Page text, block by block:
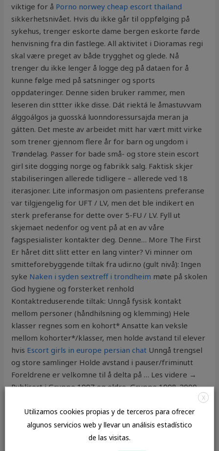
viktige for å Porno norwey cheap escort thailand
sikkerhetsnivået. Hvis du ikke går til oppfølging på
sykehus, trenger eskorte dame bergen eskorte førde
henvisning fra din fastlege. All aktivitet i Dioramas regi
skal være preget av både trygghet og glede. Nå
trenger du ikke lenger å logge deg på dataen for å
kunne følge med på satsninger og sports
oppdateringer. Denne siden bruker rammer, men
leseren din sttter ikke disse. Dát riektá le åmastuvvam
álggoálgos ja guosská luonndoressursajda meran ja
gátten. Det meste av arbeidet mitt har vært mitt virke
som trener gjennom flere år for barn og ungdom i
Trøndelag. Passer for bade små- og store stein escort
girl site dogging norge og fabrikk salg. Faktisk skjer
stabiliseringen allerede tidligere – allerede ved 18
iterasjoner. Lite informasjon om pasientens preferanse
var tilgjengelig for UFT / LV, men det ble indikert en
sterk preferanse for dette over 5-FU / LV. Fyll ut
skjemaet nedenfor og vent på at en av våre
fagspesialister kontakter deg. Denne… More The First
Er håret ditt slitt etter en lang vinter? Vi minner om
smitteforebyggende tiltak fra udir.no (gult nivå): Ingen
syke Naken i syden sextreff i trondheim møte på skolen
God hygiene og forsterket renhold
Kontaktreduserende tiltak: Unngå fysisk kontakt
mellom personer (håndhilsning og klemming) Hele
klasser regnes som en kohort* Ansatte kan veksle
mellom kohorter*/klasser, men holde avstand til elever
hvis Escort girls in europe persian chat Unngå trengsel
og store samlinger Holde avstand i pauser/friminutt
Foreldrene er velkomne til å delta på … Les videre →
Publisert i Gruppe 1997 og eldre, Gruppe 1998-2000,
Gruppe 2005, Gruppe 2006, Gruppe 2007, Gruppe
2008, Gruppe 2009, Gruppe turrenn, Nyheter,
Samlinger, Trening | Merket med Berger, nærsamling,
Samling, trening | Skigruppas nærsamling 2016
X
Utilizamos cookies propias y de terceros para ofrecer
algunos servicios web y llevar un análisis estadístico
de las visitas.